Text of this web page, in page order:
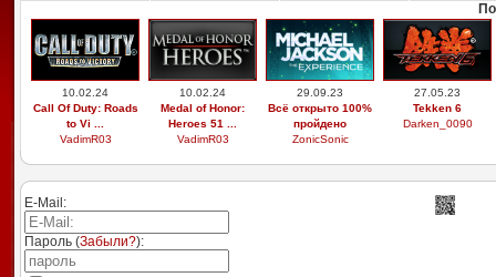
10.02.24
Call Of Duty: Roads
to Vi ...
VadimR03
10.02.24
Medal of Honor:
Heroes 51 ...
VadimR03
29.09.23
Всё открыто 100%
пройдено
ZonicSonic
27.05.23
Tekken 6
Darken_0090
E-Mail:
Пароль (Забыли?):